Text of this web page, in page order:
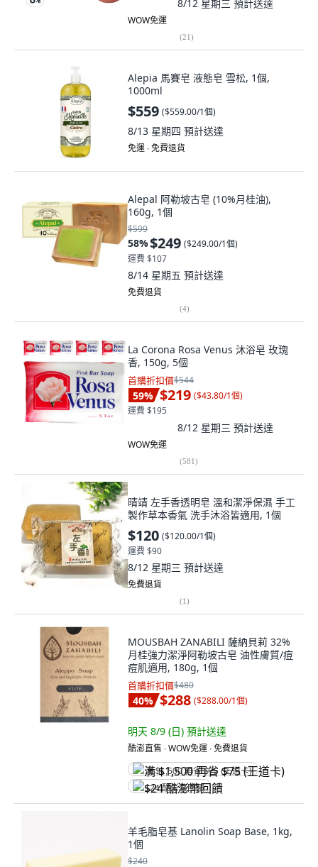
8/12 星期三 預計送達
WOW免運
(21)
Alepia 馬賽皂 液態皂 雪松, 1個,
1000ml
$559 ($559.00/1個)
8/13 星期四 預計送達
免運 ∙ 免費退貨
Alepal 阿勒坡古皂 (10%月桂油),
160g, 1個
$599
58%$249 ($249.00/1個)
運費 $107
8/14 星期五 預計送達
免費退貨
(4)
La Corona Rosa Venus 沐浴皂 玫瑰
香, 150g, 5個
首購折扣價$544
59% $219 ($43.80/1個)
運費 $195
8/12 星期三 預計送達
WOW免運
(581)
晴靖 左手香透明皂 溫和潔淨保濕 手工
製作草本香氣 洗手沐浴皆適用, 1個
$120 ($120.00/1個)
運費 $90
8/12 星期三 預計送達
免費退貨
(1)
MOUSBAH ZANABILI 薩納貝莉 32%
月桂強力潔淨阿勒坡古皂 油性膚質/痘
痘肌適用, 180g, 1個
首購折扣價$480
40% $288 ($288.00/1個)
明天 8/9 (日) 預計送達
酷澎直售 ∙ WOW免運 ∙ 免費退貨
满 $1,500 再省 $75 (王道卡)
$24 酷澎幣回饋
羊毛脂皂基 Lanolin Soap Base, 1kg,
1個
$240